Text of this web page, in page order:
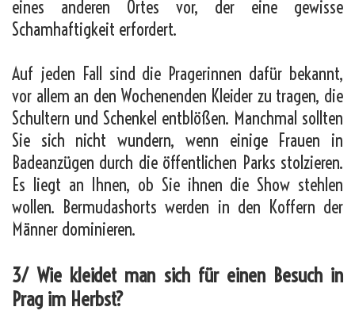
eines anderen Ortes vor, der eine gewisse
Schamhaftigkeit erfordert.
Auf jeden Fall sind die Pragerinnen dafür bekannt,
vor allem an den Wochenenden Kleider zu tragen, die
Schultern und Schenkel entblößen. Manchmal sollten
Sie sich nicht wundern, wenn einige Frauen in
Badeanzügen durch die öffentlichen Parks stolzieren.
Es liegt an Ihnen, ob Sie ihnen die Show stehlen
wollen. Bermudashorts werden in den Koffern der
Männer dominieren.
3/ Wie kleidet man sich für einen Besuch in
Prag im Herbst?